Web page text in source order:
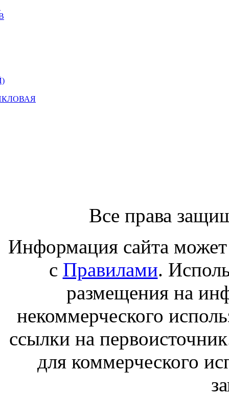
Все права
Информация сайта может
с Правилами.
размещения на
некоммерческого
ссылки на
для коммерческого